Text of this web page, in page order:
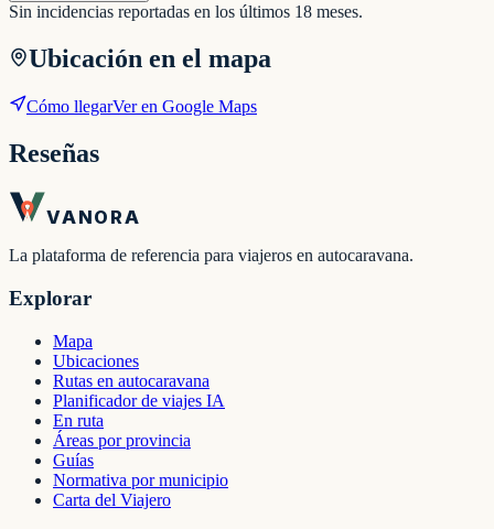
Sin incidencias reportadas en los últimos 18 meses.
Ubicación en el mapa
Cómo llegarVer en Google Maps
Reseñas
VANORA
La plataforma de referencia para viajeros en autocaravana.
Explorar
Mapa
Ubicaciones
Rutas en autocaravana
Planificador de viajes IA
En ruta
Áreas por provincia
Guías
Normativa por municipio
Carta del Viajero